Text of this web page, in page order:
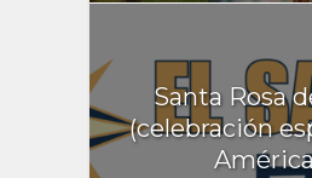
Santa Rosa
(celebración